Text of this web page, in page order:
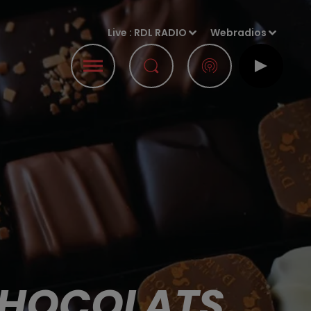
Live : RDL RADIO Webradios